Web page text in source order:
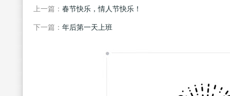
上一篇： 春节快乐，情人节快乐！
下一篇： 年后第一天上班